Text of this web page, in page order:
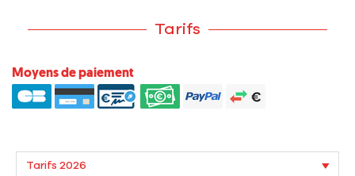
Tarifs
Moyens de paiement